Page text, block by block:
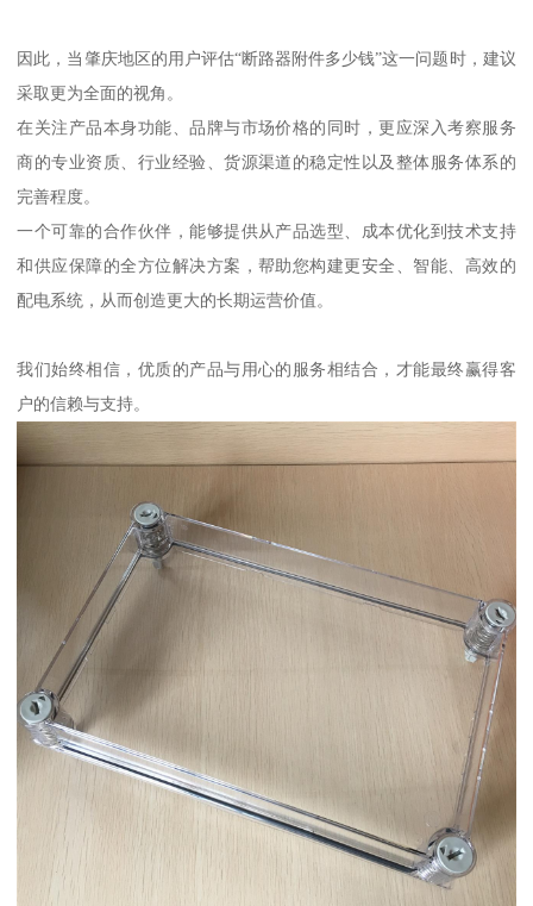
因此，当肇庆地区的用户评估“断路器附件多少钱”这一问题时，建议
采取更为全面的视角。
在关注产品本身功能、品牌与市场价格的同时，更应深入考察服务
商的专业资质、行业经验、货源渠道的稳定性以及整体服务体系的
完善程度。
一个可靠的合作伙伴，能够提供从产品选型、成本优化到技术支持
和供应保障的全方位解决方案，帮助您构建更安全、智能、高效的
配电系统，从而创造更大的长期运营价值。
我们始终相信，优质的产品与用心的服务相结合，才能最终赢得客
户的信赖与支持。